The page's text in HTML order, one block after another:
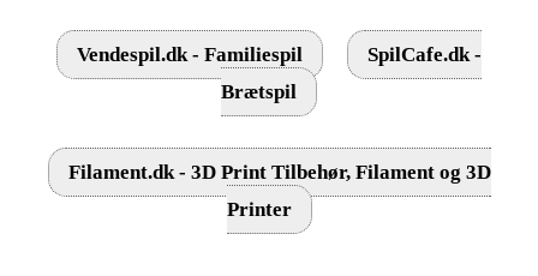
Vendespil.dk - Familiespil
SpilCafe.dk -
Brætspil
Filament.dk - 3D Print Tilbehør, Filament og 3D
Printer